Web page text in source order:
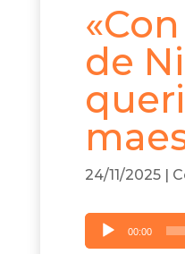
de
24/11/2025|
Reproductor
de
00:00